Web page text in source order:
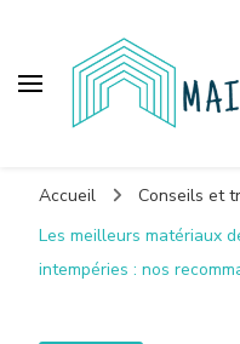
Accueil Conseils et
Les meilleurs matériaux
intempéries : nos